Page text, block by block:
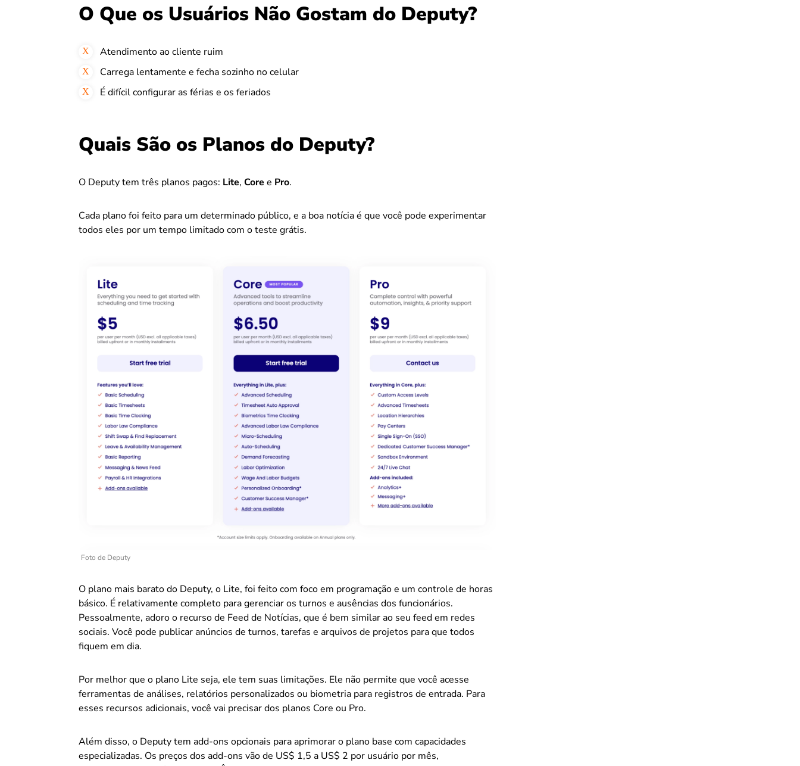
O Que os Usuários Não Gostam do Deputy?
Atendimento ao cliente ruim
Carrega lentamente e fecha sozinho no celular
É difícil configurar as férias e os feriados
Quais São os Planos do Deputy?
O Deputy tem três planos pagos: Lite, Core e Pro.
Cada plano foi feito para um determinado público, e a boa notícia é que você pode experimentar
todos eles por um tempo limitado com o teste grátis.
Foto de Deputy
O plano mais barato do Deputy, o Lite, foi feito com foco em programação e um controle de horas
básico. É relativamente completo para gerenciar os turnos e ausências dos funcionários.
Pessoalmente, adoro o recurso de Feed de Notícias, que é bem similar ao seu feed em redes
sociais. Você pode publicar anúncios de turnos, tarefas e arquivos de projetos para que todos
fiquem em dia.
Por melhor que o plano Lite seja, ele tem suas limitações. Ele não permite que você acesse
ferramentas de análises, relatórios personalizados ou biometria para registros de entrada. Para
esses recursos adicionais, você vai precisar dos planos Core ou Pro.
Além disso, o Deputy tem add-ons opcionais para aprimorar o plano base com capacidades
especializadas. Os preços dos add-ons vão de US$ 1,5 a US$ 2 por usuário por mês,